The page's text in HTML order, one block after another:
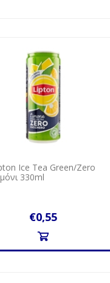
Ice Tea Green/Zero
330ml
€0,55